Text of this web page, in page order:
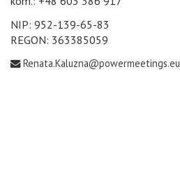
NIP: 952-139-65-83
REGON: 363385059
Renata.Kaluzna@powermeetings.eu